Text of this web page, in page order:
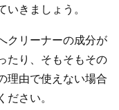
きましょう。
クリーナーの成分が
たり、そもそもその
理由で使えない場合
ださい。